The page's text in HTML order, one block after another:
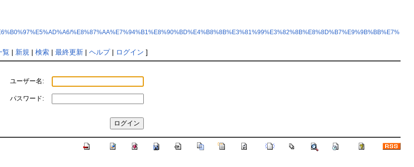
%E8%87%AA%E7%94%B1%E8%90%BD%E4%B8%8B%E3%81%99%E3%82%8B%E8%8D%B7%E9%9B%BB%E7%
覧| 新規 | 検索| 最終更新| ヘルプ| ログイン ]
ユーザー名:
パスワード: